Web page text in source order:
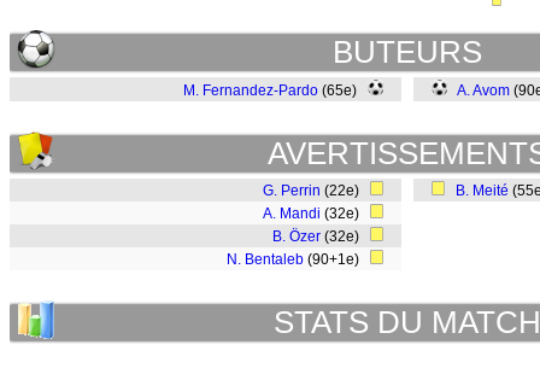
BUTEURS
M. Fernandez-Pardo (65e) A. Avom
G. Perrin (22e)
A. Mandi (32e)
B. Özer (32e)
N. Bentaleb (90+1e)
B. Meité
STATS DU MATCH